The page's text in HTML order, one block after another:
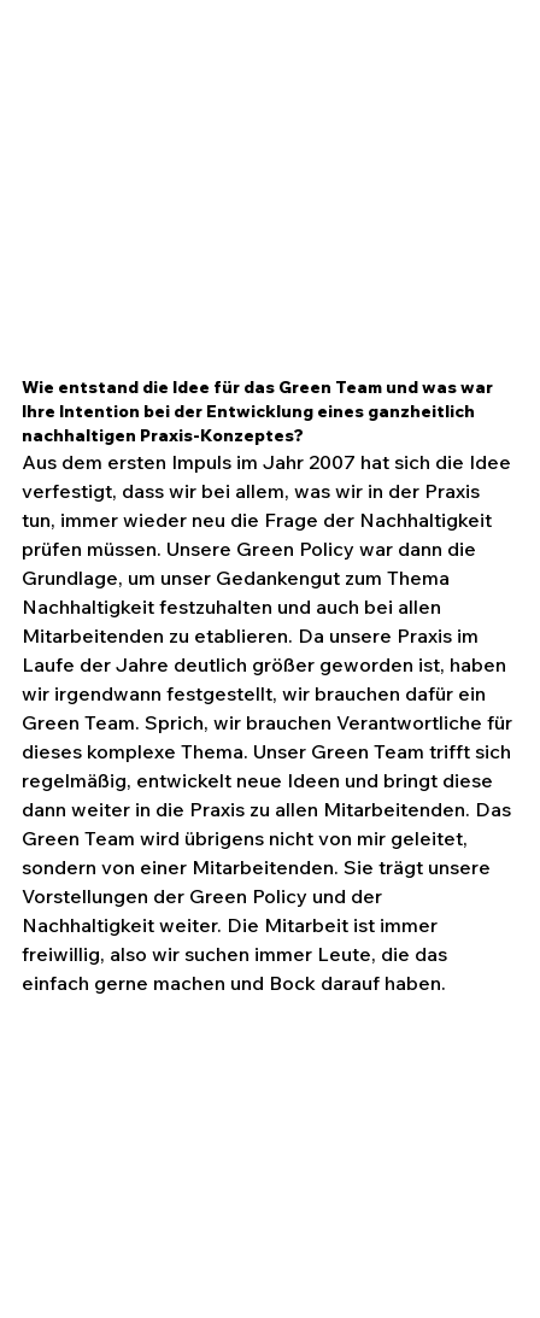
Wie entstand die Idee für das Green Team und was war
Ihre Intention bei der Entwicklung eines ganzheitlich
nachhaltigen Praxis-Konzeptes?
Aus dem ersten Impuls im Jahr 2007 hat sich die Idee
verfestigt, dass wir bei allem, was wir in der Praxis
tun, immer wieder neu die Frage der Nachhaltigkeit
prüfen müssen. Unsere Green Policy war dann die
Grundlage, um unser Gedankengut zum Thema
Nachhaltigkeit festzuhalten und auch bei allen
Mitarbeitenden zu etablieren. Da unsere Praxis im
Laufe der Jahre deutlich größer geworden ist, haben
wir irgendwann festgestellt, wir brauchen dafür ein
Green Team. Sprich, wir brauchen Verantwortliche für
dieses komplexe Thema. Unser Green Team trifft sich
regelmäßig, entwickelt neue Ideen und bringt diese
dann weiter in die Praxis zu allen Mitarbeitenden. Das
Green Team wird übrigens nicht von mir geleitet,
sondern von einer Mitarbeitenden. Sie trägt unsere
Vorstellungen der Green Policy und der
Nachhaltigkeit weiter. Die Mitarbeit ist immer
freiwillig, also wir suchen immer Leute, die das
einfach gerne machen und Bock darauf haben.